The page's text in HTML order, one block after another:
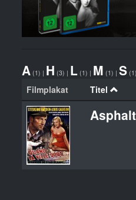
A (1) | H (3) | L (1) | M (1) | S (1)
Filmplakat Titel